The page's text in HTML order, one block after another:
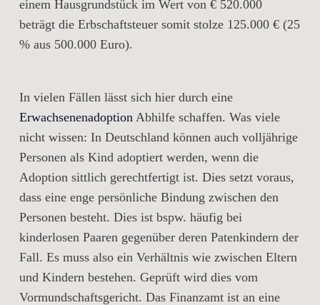
einem Hausgrundstück im Wert von € 520.000
beträgt die Erbschaftsteuer somit stolze 125.000 € (25
% aus 500.000 Euro).
In vielen Fällen lässt sich hier durch eine
Erwachsenenadoption Abhilfe schaffen. Was viele
nicht wissen: In Deutschland können auch volljährige
Personen als Kind adoptiert werden, wenn die
Adoption sittlich gerechtfertigt ist. Dies setzt voraus,
dass eine enge persönliche Bindung zwischen den
Personen besteht. Dies ist bspw. häufig bei
kinderlosen Paaren gegenüber deren Patenkindern der
Fall. Es muss also ein Verhältnis wie zwischen Eltern
und Kindern bestehen. Geprüft wird dies vom
Vormundschaftsgericht. Das Finanzamt ist an eine